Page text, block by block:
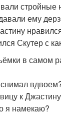
стройные
ему
Скутер с
в самом
к
я намекаю?